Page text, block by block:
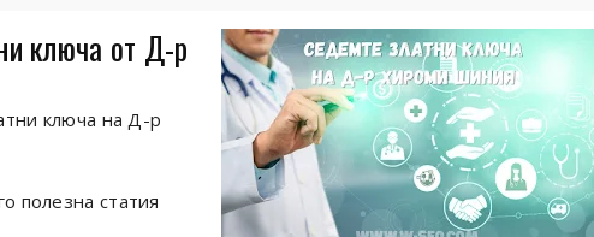
ключа от Д-р
ключа на Д-р
полезна статия